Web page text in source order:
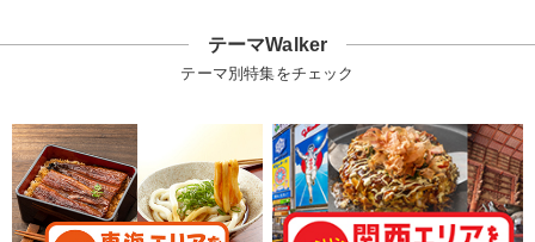
テーマWalker
テーマ別特集をチェック